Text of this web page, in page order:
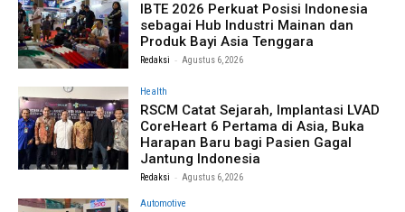
IBTE 2026 Perkuat Posisi Indonesia
sebagai Hub Industri Mainan dan
Produk Bayi Asia Tenggara
Redaksi - Agustus 6, 2026
Health
RSCM Catat Sejarah, Implantasi LVAD
CoreHeart 6 Pertama di Asia, Buka
Harapan Baru bagi Pasien Gagal
Jantung Indonesia
Redaksi - Agustus 6, 2026
Automotive